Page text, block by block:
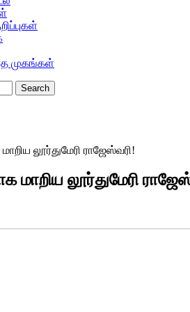
முகங்கள்
லூர்துமேரி ராஜேஸ்வரி!
மாறிய லூர்துமேரி